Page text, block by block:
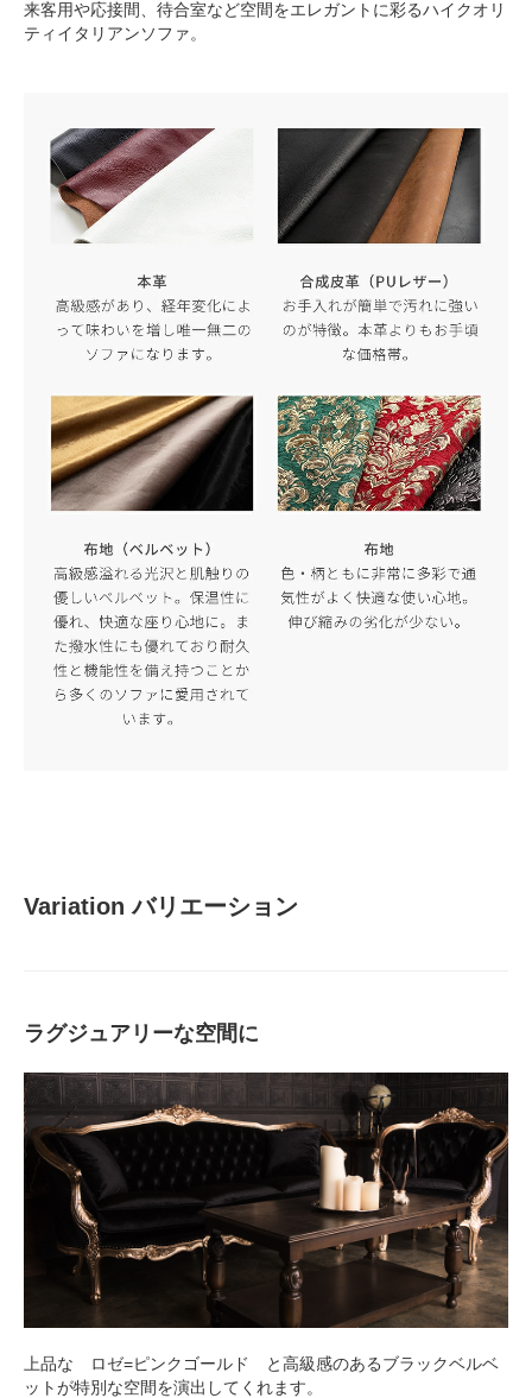
来客用や応接間、待合室など空間をエレガントに彩るハイクオリ
ティイタリアンソファ。
Variation バリエーション
ラグジュアリーな空間に
上品な ロゼ=ピンクゴールド と高級感のあるブラックベルベ
ットが特別な空間を演出してくれます。